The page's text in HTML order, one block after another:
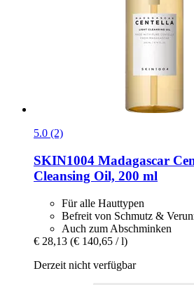
5.0 (2)
SKIN1004 Madagascar
Cleansing Oil, 200 ml
Für alle Hauttypen
Befreit von Schmutz &
Auch zum Abschminken
€ 28,13 (€ 140,65 / l)
Derzeit nicht verfügbar